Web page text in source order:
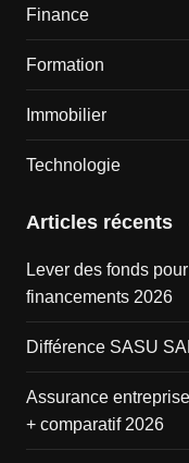
Finance
Formation
Immobilier
Technologie
Articles récents
Lever des fonds
financements 2026
Différence SASU
Assurance
+ comparatif 2026